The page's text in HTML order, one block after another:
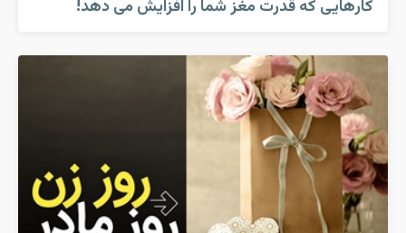
کارهایی که قدرت مغز شما را افزایش می دهد!